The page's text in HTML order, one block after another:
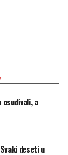
osuđivali, a
deseti u